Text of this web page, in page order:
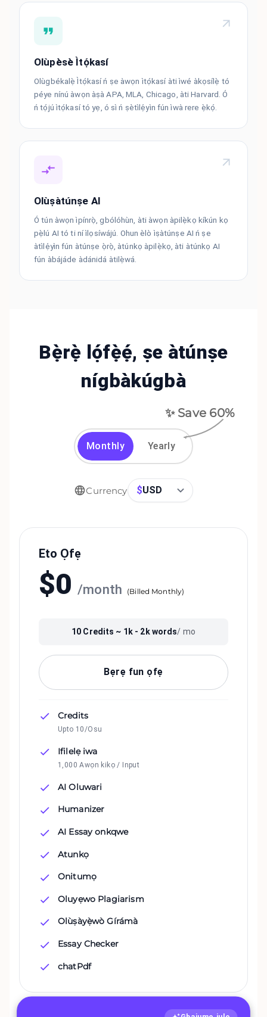
Olùpèsè Ìtọ́kasí
Olùgbékalẹ̀ Ìtọ́kasí ń ṣe àwọn ìtọ́kasí àti ìwé àkọsílẹ̀ tó
péye nínú àwọn àṣà APA, MLA, Chicago, àti Harvard. Ó
ń tọ́jú ìtọ́kasí tó yẹ, ó sì ń ṣètìlẹ́yìn fún ìwà rere ẹ̀kọ́.
Olùṣàtúnṣe AI
Ó tún àwọn ìpínrọ̀, gbólóhùn, àti àwọn àpilẹ̀kọ kíkún kọ
pẹ̀lú AI tó ti ní ìlọsíwájú. Ohun èlò ìṣàtúnṣe AI ń ṣe
àtìlẹ́yìn fún àtúnṣe ọ̀rọ̀, àtúnkọ àpilẹ̀kọ, àti àtúnkọ AI
fún àbájáde àdánidá àtilẹ̀wá.
Bẹ̀rẹ̀ lọ́fẹ̀ẹ́, ṣe àtúnṣe
nígbàkúgbà
✨ Save 60%
Monthly Yearly
Currency $USD
Eto Ọfẹ
$0 /month (Billed Monthly)
10 Credits ~ 1k - 2kwords/ mo
Bẹrẹ fun ọfẹ
Credits
Upto 10/Osu
Ifilelẹ iwa
1,000 Awọn kikọ / Input
AI Oluwari
Humanizer
AI Essay onkqwe
Atunkọ
Onitumọ
Oluyẹwo Plagiarism
Olùṣàyẹ̀wò Gírámà
Essay Checker
chatPdf